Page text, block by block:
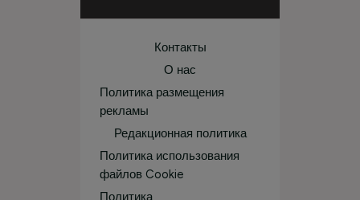
Контакты
О нас
Политика размещения
рекламы
Редакционная политика
Политика использования
файлов Cookie